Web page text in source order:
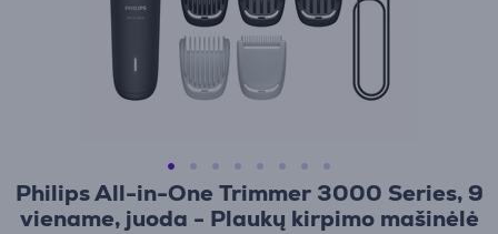
Philips All-in-One Trimmer 3000 Series, 9
viename, juoda - Plaukų kirpimo mašinėlė